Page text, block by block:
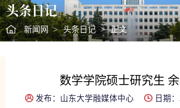
头条日记
新闻网 > 头条日记 > 正文
数学学院硕士研究生
发布：山东大学融媒体中心 日期